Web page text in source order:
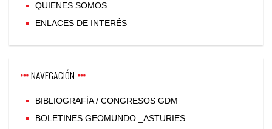
QUIENES SOMOS
ENLACES DE INTERÉS
NAVEGACIÓN
BIBLIOGRAFÍA / CONGRESOS GDM
BOLETINES GEOMUNDO _ASTURIES